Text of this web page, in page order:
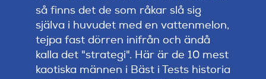
Tidigare lineup
Klubbar
så finns det de som råkar slå sig
själva i huvudet med en vattenmelon,
tejpa fast dörren inifrån och ändå
kalla det "strategi". Här är de 10 mest
kaotiska männen i Bäst i Tests historia